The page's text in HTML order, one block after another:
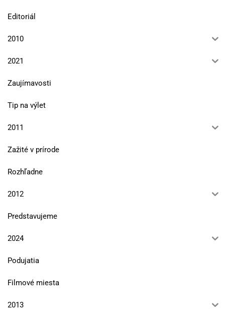
Editoriál
2010
2021
Zaujímavosti
Tip na výlet
2011
Zažité v prírode
Rozhľadne
2012
Predstavujeme
2024
Podujatia
Filmové miesta
2013